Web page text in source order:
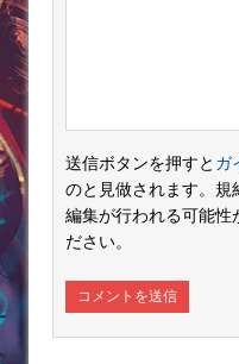
送信ボタンを押すと ガ
のと見做されます。規
編集が行われる可能性
ださい。